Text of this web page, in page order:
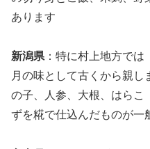
あります
新潟県 ：特に村上地方で
月の味として古くから親
の子、人参、大根、はらこ
ずを糀で仕込んだものが一